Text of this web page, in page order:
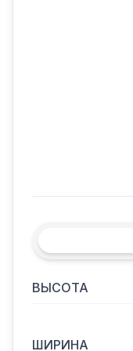
ВЫСОТА
ШИРИНА